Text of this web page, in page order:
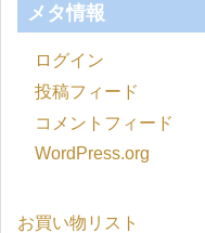
メタ情報
ログイン
投稿フィード
コメントフィード
WordPress.org
お買い物リスト